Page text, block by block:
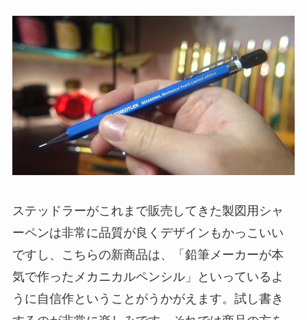
ステッドラーがこれまで販売してきた製図用シャ
ーペンは非常に品質が良くデザインもかっこいい
ですし、こちらの新商品は、
「鉛筆メーカーが本
気で作ったメカニカルペンシル」
といっているよ
うに自信作ということがうかがえます。試し書き